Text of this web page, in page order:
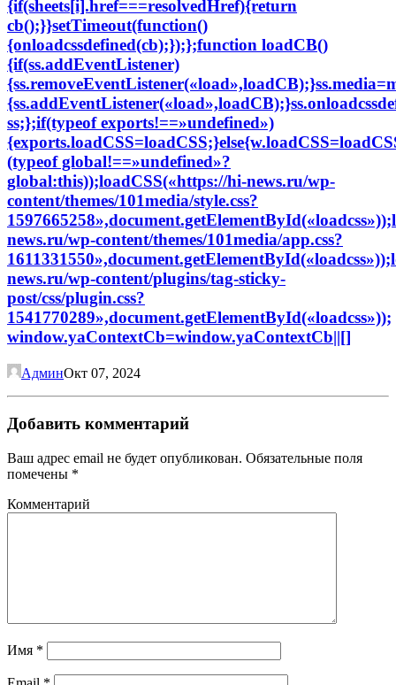
АдминОкт 07, 2024
Добавить комментарий
Ваш адрес email не будет опубликован. Обязательные поля
помечены *
Комментарий
Имя *